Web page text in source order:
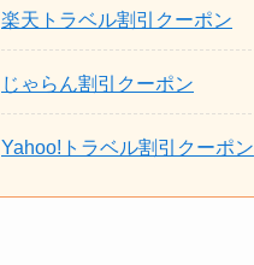
楽天トラベル割引クーポン
じゃらん割引クーポン
Yahoo!トラベル割引クーポン